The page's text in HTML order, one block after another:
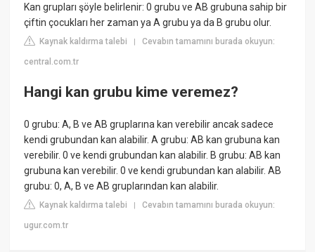
Kan grupları şöyle belirlenir: 0 grubu ve AB grubuna sahip bir
çiftin çocukları her zaman ya A grubu ya da B grubu olur.
Kaynak kaldırma talebi |Cevabın tamamını burada okuyun:
central.com.tr
Hangi kan grubu kime veremez?
0 grubu: A, B ve AB gruplarına kan verebilir ancak sadece
kendi grubundan kan alabilir. A grubu: AB kan grubuna kan
verebilir. 0 ve kendi grubundan kan alabilir. B grubu: AB kan
grubuna kan verebilir. 0 ve kendi grubundan kan alabilir. AB
grubu: 0, A, B ve AB gruplarından kan alabilir.
Kaynak kaldırma talebi |Cevabın tamamını burada okuyun:
ugur.com.tr